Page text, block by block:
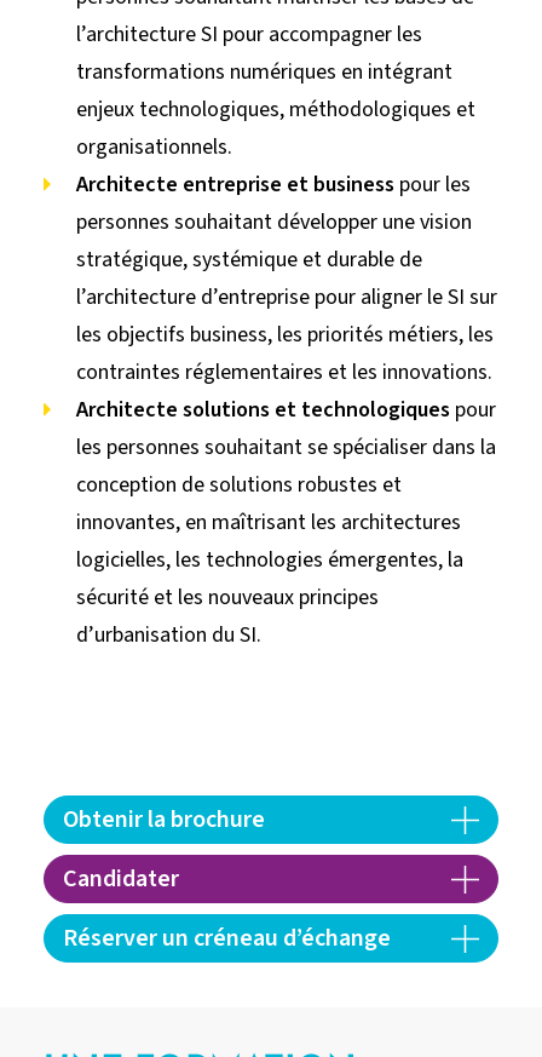
l’architecture SI pour accompagner les
transformations numériques en intégrant
enjeux technologiques, méthodologiques et
organisationnels.
Architecte entreprise et business pour les
personnes souhaitant développer une vision
stratégique, systémique et durable de
l’architecture d’entreprise pour aligner le SI sur
les objectifs business, les priorités métiers, les
contraintes réglementaires et les innovations.
Architecte solutions et technologiques pour
les personnes souhaitant se spécialiser dans la
conception de solutions robustes et
innovantes, en maîtrisant les architectures
logicielles, les technologies émergentes, la
sécurité et les nouveaux principes
d’urbanisation du SI.
Obtenir la brochure
Candidater
Réserver un créneau d’échange